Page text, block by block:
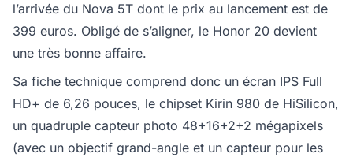
l’arrivée du Nova 5T dont le prix au lancement est de
399 euros. Obligé de s’aligner, le Honor 20 devient
une très bonne affaire.
Sa fiche technique comprend donc un écran IPS Full
HD+ de 6,26 pouces, le chipset Kirin 980 de HiSilicon,
un quadruple capteur photo 48+16+2+2 mégapixels
(avec un objectif grand-angle et un capteur pour les